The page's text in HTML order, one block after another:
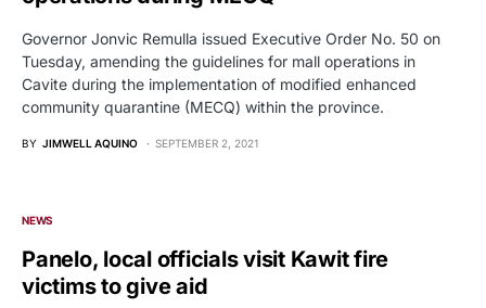
Governor Jonvic Remulla issued Executive Order No. 50 on
Tuesday, amending the guidelines for mall operations in
Cavite during the implementation of modified enhanced
community quarantine (MECQ) within the province.
BY JIMWELL AQUINO SEPTEMBER 2, 2021
NEWS
Panelo, local officials visit Kawit fire
victims to give aid